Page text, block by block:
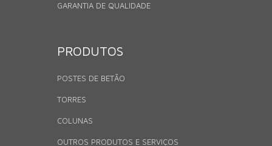
GARANTIA DE QUALIDADE
PRODUTOS
POSTES DE BETÃO
TORRES
COLUNAS
OUTROS PRODUTOS E SERVIÇOS